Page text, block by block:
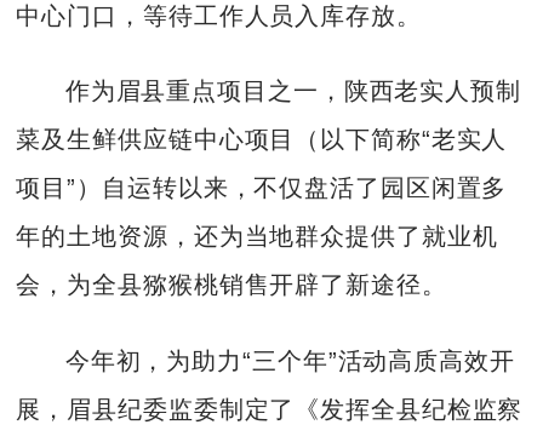
中心门口，等待工作人员入库存放。
作为眉县重点项目之一，陕西老实人预制
菜及生鲜供应链中心项目（以下简称“老实人
项目”）自运转以来，不仅盘活了园区闲置多
年的土地资源，还为当地群众提供了就业机
会，为全县猕猴桃销售开辟了新途径。
今年初，为助力“三个年”活动高质高效开
展，眉县纪委监委制定了《发挥全县纪检监察